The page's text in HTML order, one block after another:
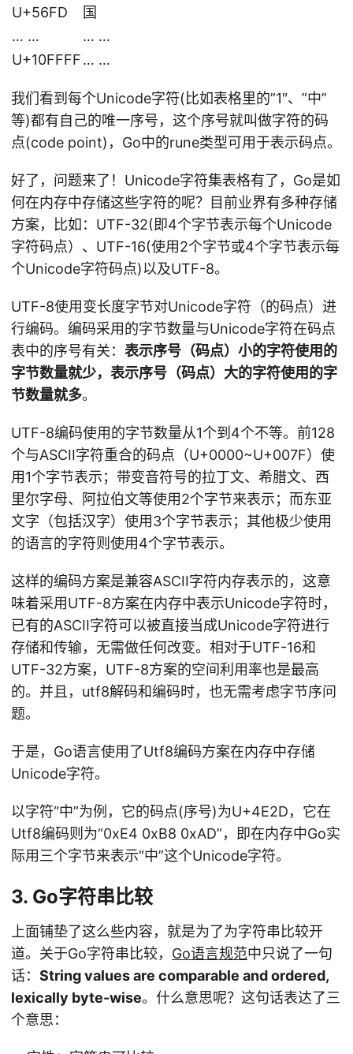
U+56FD
国
… …
… …
U+10FFFF… …
我们看到每个Unicode字符(比如表格里的”1″、”中”
等)都有自己的唯一序号，这个序号就叫做字符的码
点(code point)，Go中的rune类型可用于表示码点。
好了，问题来了！Unicode字符集表格有了，Go是如
何在内存中存储这些字符的呢？目前业界有多种存储
方案，比如：UTF-32(即4个字节表示每个Unicode
字符码点）、UTF-16(使用2个字节或4个字节表示每
个Unicode字符码点)以及UTF-8。
UTF-8使用变长度字节对Unicode字符（的码点）进
行编码。编码采用的字节数量与Unicode字符在码点
表中的序号有关： 表示序号（码点）小的字符使用的
字节数量就少，表示序号（码点）大的字符使用的字
节数量就多。
UTF-8编码使用的字节数量从1个到4个不等。前128
个与ASCII字符重合的码点（U+0000~U+007F）使
用1个字节表示；带变音符号的拉丁文、希腊文、西
里尔字母、阿拉伯文等使用2个字节来表示；而东亚
文字（包括汉字）使用3个字节表示；其他极少使用
的语言的字符则使用4个字节表示。
这样的编码方案是兼容ASCII字符内存表示的，这意
味着采用UTF-8方案在内存中表示Unicode字符时，
已有的ASCII字符可以被直接当成Unicode字符进行
存储和传输，无需做任何改变。相对于UTF-16和
UTF-32方案，UTF-8方案的空间利用率也是最高
的。并且，utf8解码和编码时，也无需考虑字节序问
题。
于是，Go语言使用了Utf8编码方案在内存中存储
Unicode字符。
以字符“中”为例，它的码点(序号)为U+4E2D，它在
Utf8编码则为“0xE4 0xB8 0xAD”，即在内存中Go实
际用三个字节来表示“中”这个Unicode字符。
3. Go字符串比较
上面铺垫了这么些内容，就是为了为字符串比较开
道。关于Go字符串比较， Go语言规范中只说了一句
话： String values are comparable and ordered,
lexically byte-wise。什么意思呢？这句话表达了三
个意思：